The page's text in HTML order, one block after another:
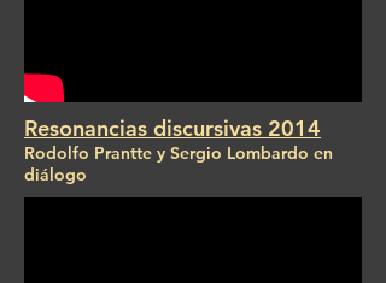
Resonancias discursivas 2014
Rodolfo Prantte y Sergio Lombardo en
diálogo